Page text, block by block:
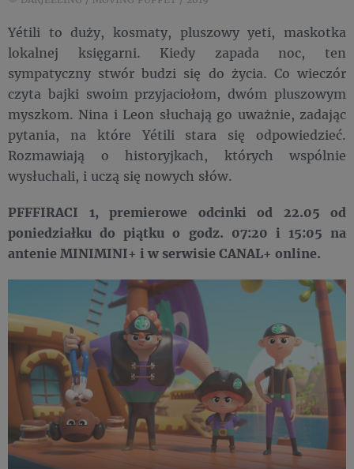
Yétili to duży, kosmaty, pluszowy yeti, maskotka
lokalnej księgarni. Kiedy zapada noc, ten
sympatyczny stwór budzi się do życia. Co wieczór
czyta bajki swoim przyjaciołom, dwóm pluszowym
myszkom. Nina i Leon słuchają go uważnie, zadając
pytania, na które Yétili stara się odpowiedzieć.
Rozmawiają o historyjkach, których wspólnie
wysłuchali, i uczą się nowych słów.
PFFFIRACI 1, premierowe odcinki od 22.05 od
poniedziałku do piątku o godz. 07:20 i 15:05 na
antenie MINIMINI+ i w serwisie CANAL+ online.